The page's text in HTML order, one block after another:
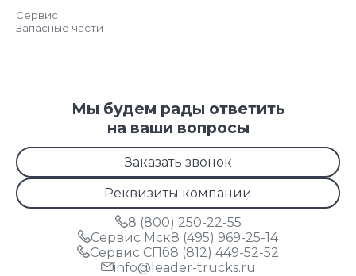
Сервис
Запасные части
Мы будем рады ответить
на ваши вопросы
Заказать звонок
Реквизиты компании
8 (800) 250-22-55
Сервис Мск8 (495) 969-25-14
Сервис СПб8 (812) 449-52-52
info@leader-trucks.ru